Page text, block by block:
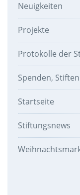
Neuigkeiten
Projekte
Protokolle der
Spenden,
Startseite
Stiftungsnews